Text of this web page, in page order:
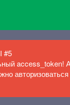
#5
access_token!